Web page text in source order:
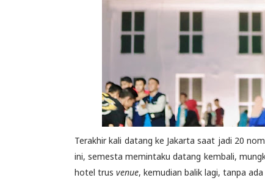
Terakhir kali datang ke Jakarta saat jadi 20
ini, semesta memintaku datang kembali,
hotel trus venue, kemudian balik lagi, tanpa